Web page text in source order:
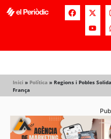
Inici » Política » Regions i Pobles
França